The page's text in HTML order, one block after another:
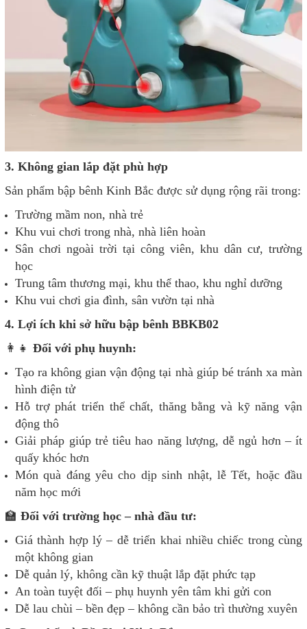
3. Không gian lắp đặt phù hợp
Sản phẩm bập bênh Kinh Bắc được sử dụng rộng rãi trong:
Trường mầm non, nhà trẻ
Khu vui chơi trong nhà, nhà liên hoàn
Sân chơi ngoài trời tại công viên, khu dân cư, trường
học
Trung tâm thương mại, khu thể thao, khu nghỉ dưỡng
Khu vui chơi gia đình, sân vườn tại nhà
4. Lợi ích khi sở hữu bập bênh BBKB02
👩‍👧 Đối với phụ huynh:
Tạo ra không gian vận động tại nhà giúp bé tránh xa màn
hình điện tử
Hỗ trợ phát triển thể chất, thăng bằng và kỹ năng vận
động thô
Giải pháp giúp trẻ tiêu hao năng lượng, dễ ngủ hơn – ít
quấy khóc hơn
Món quà đáng yêu cho dịp sinh nhật, lễ Tết, hoặc đầu
năm học mới
🏫 Đối với trường học – nhà đầu tư:
Giá thành hợp lý – dễ triển khai nhiều chiếc trong cùng
một không gian
Dễ quản lý, không cần kỹ thuật lắp đặt phức tạp
An toàn tuyệt đối – phụ huynh yên tâm khi gửi con
Dễ lau chùi – bền đẹp – không cần bảo trì thường xuyên